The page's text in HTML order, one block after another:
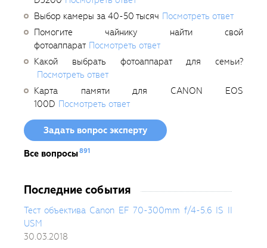
Выбор камеры за 40-50 тысяч Посмотреть ответ
Помогите чайнику найти свой
фотоаппарат Посмотреть ответ
Какой выбрать фотоаппарат для семьи?
Посмотреть ответ
Карта памяти для CANON EOS
100D Посмотреть ответ
Задать вопрос эксперту
Все вопросы891
Последние события
Тест объектива Canon EF 70-300mm f/4-5.6 IS II
USM
30.03.2018